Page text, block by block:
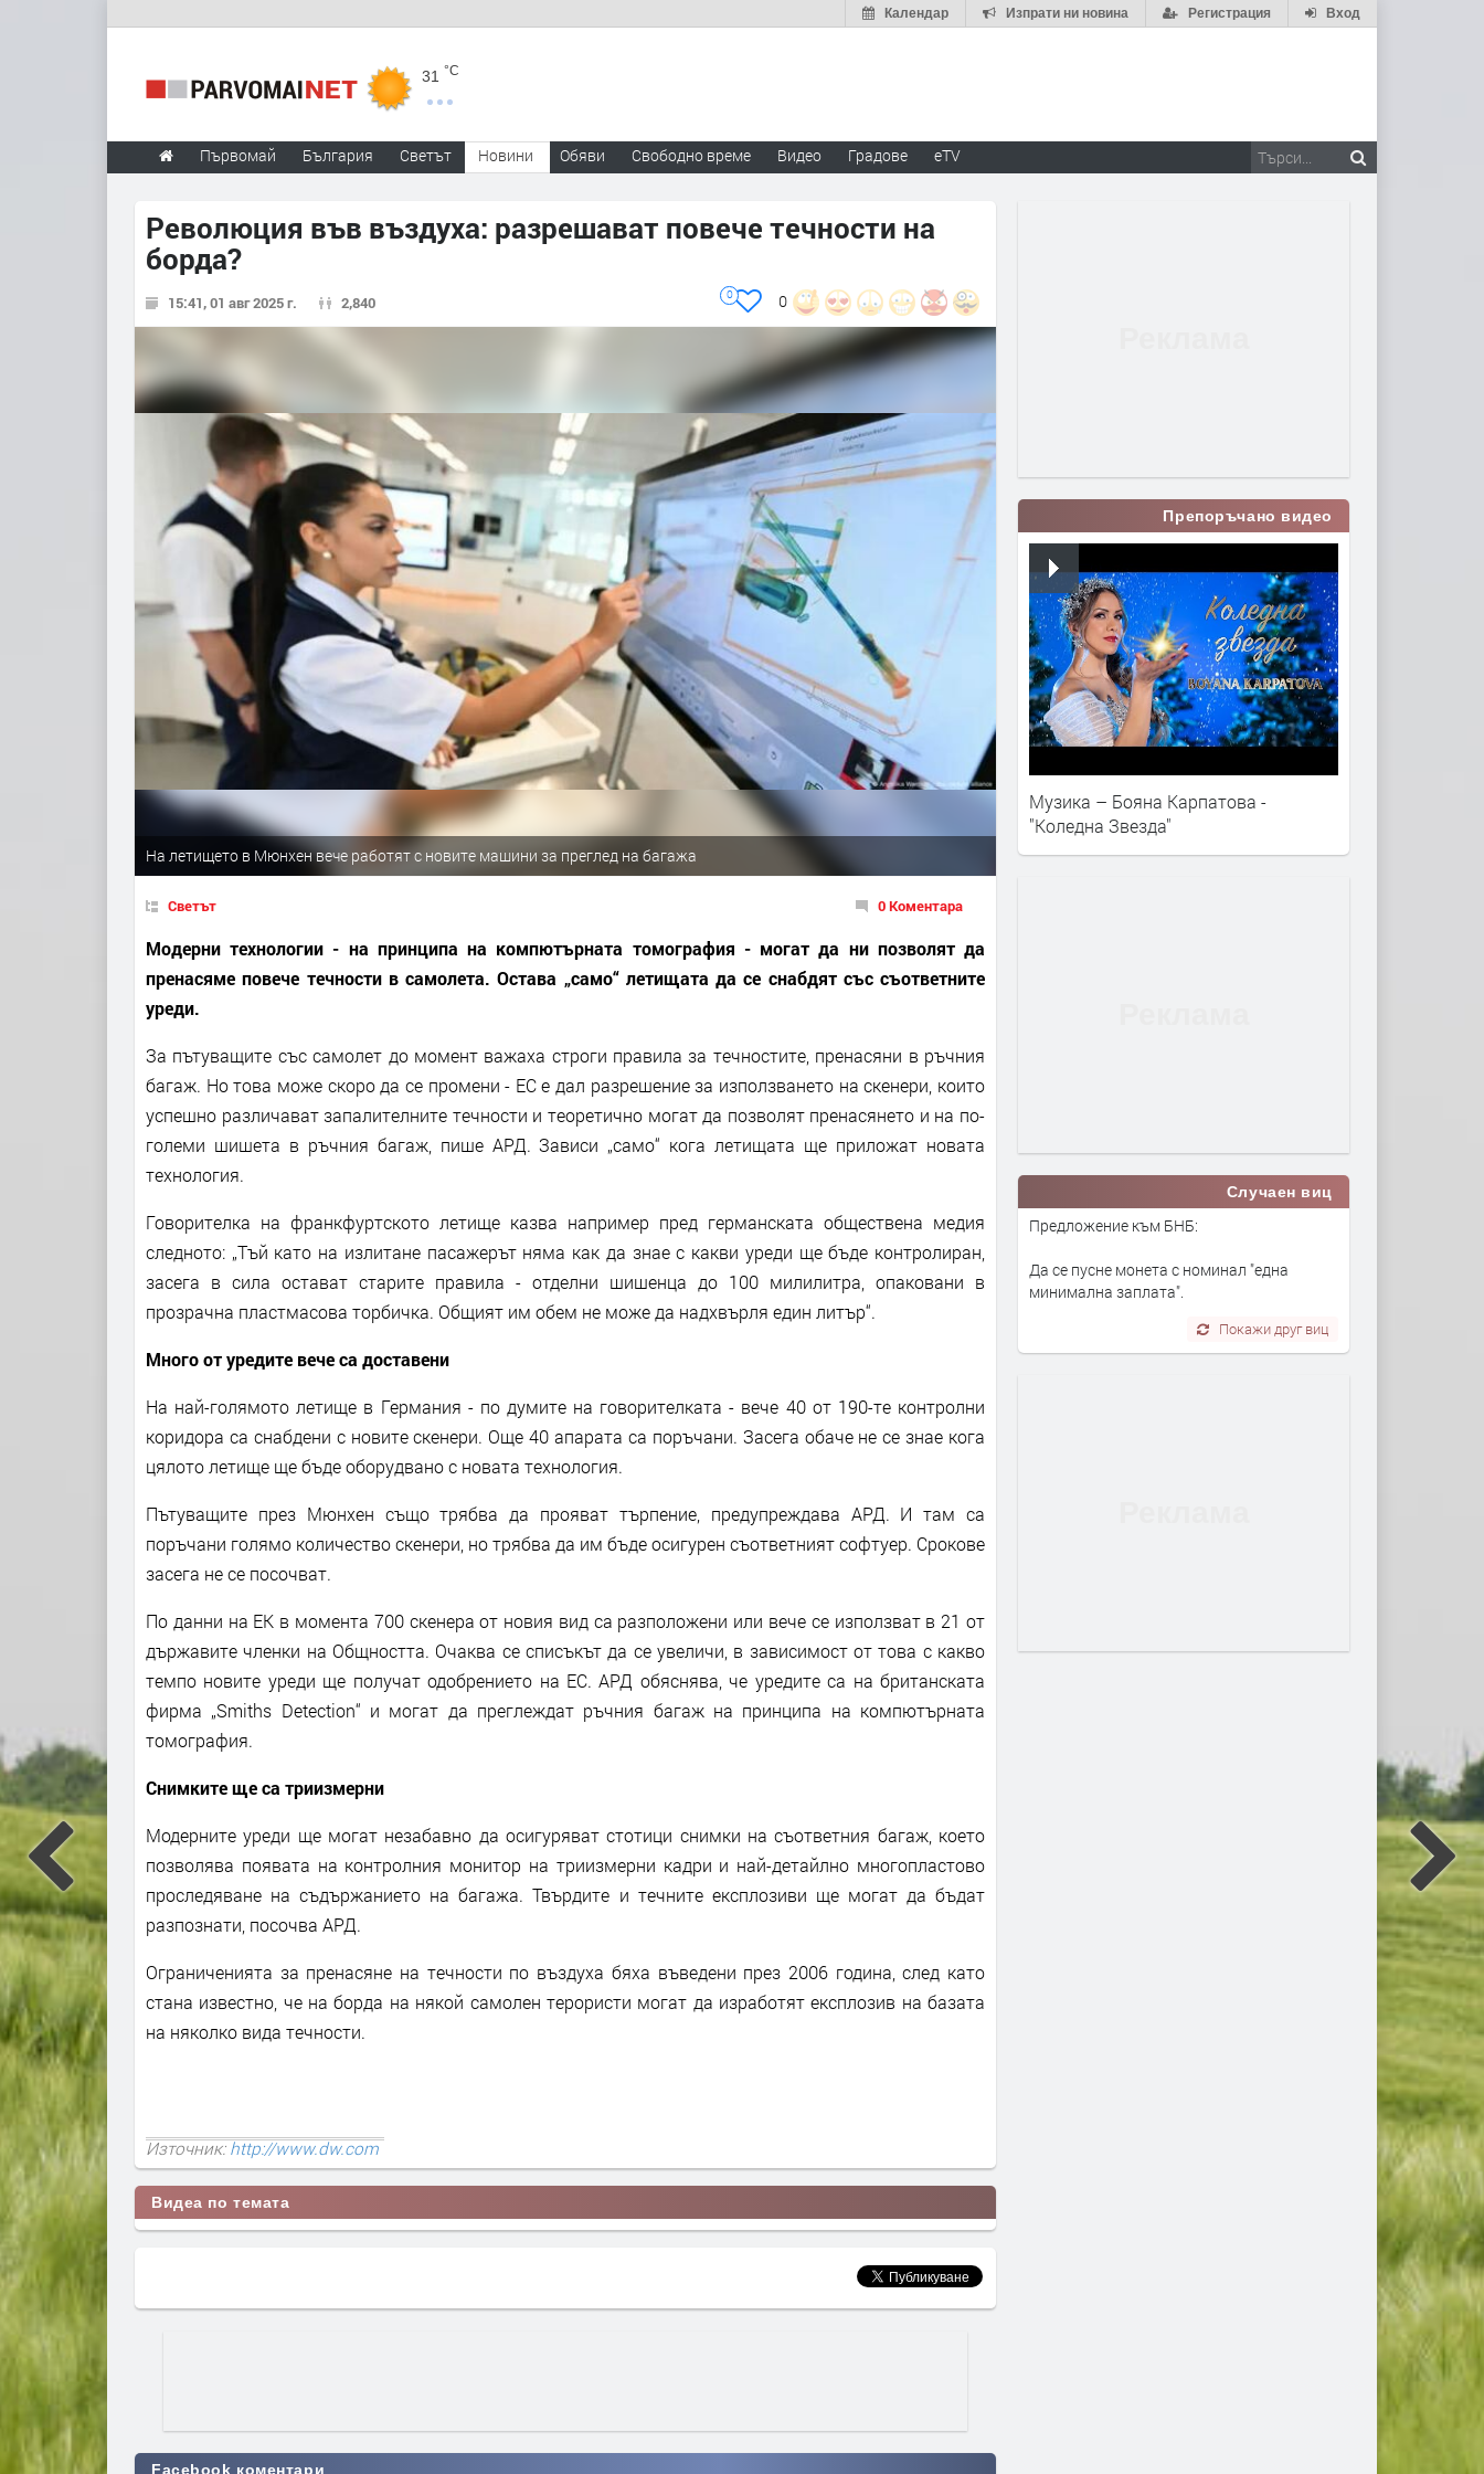
Вход
Регистрация
Изпрати ни новина
Календар
31 °C
Първомай България Светът Новини Обяви Свободно време Видео Градове eTV
Революция във въздуха: разрешават повече течности на
борда?
15:41, 01 авг 2025 г. 2,840 0
0
На летището в Мюнхен вече работят с новите машини за преглед на багажа
Светът 0 Коментара
Модерни технологии - на принципа на компютърната томография - могат да ни позволят да
пренасяме повече течности в самолета. Остава „само“ летищата да се снабдят със съответните
уреди.
За пътуващите със самолет до момент важаха строги правила за течностите, пренасяни в ръчния
багаж. Но това може скоро да се промени - ЕС е дал разрешение за използването на скенери, които
успешно различават запалителните течности и теоретично могат да позволят пренасянето и на по-
големи шишета в ръчния багаж, пише АРД. Зависи „само“ кога летищата ще приложат новата
технология.
Говорителка на франкфуртското летище казва например пред германската обществена медия
следното: „Тъй като на излитане пасажерът няма как да знае с какви уреди ще бъде контролиран,
засега в сила остават старите правила - отделни шишенца до 100 милилитра, опаковани в
прозрачна пластмасова торбичка. Общият им обем не може да надхвърля един литър“.
Много от уредите вече са доставени
На най-голямото летище в Германия - по думите на говорителката - вече 40 от 190-те контролни
коридора са снабдени с новите скенери. Още 40 апарата са поръчани. Засега обаче не се знае кога
цялото летище ще бъде оборудвано с новата технология.
Пътуващите през Мюнхен също трябва да прояват търпение, предупреждава АРД. И там са
поръчани голямо количество скенери, но трябва да им бъде осигурен съответният софтуер. Срокове
засега не се посочват.
По данни на ЕК в момента 700 скенера от новия вид са разположени или вече се използват в 21 от
държавите членки на Общността. Очаква се списъкът да се увеличи, в зависимост от това с какво
темпо новите уреди ще получат одобрението на ЕС. АРД обяснява, че уредите са на британската
фирма „Smiths Detection“ и могат да преглеждат ръчния багаж на принципа на компютърната
томография.
Снимките ще са триизмерни
Модерните уреди ще могат незабавно да осигуряват стотици снимки на съответния багаж, което
позволява появата на контролния монитор на триизмерни кадри и най-детайлно многопластово
проследяване на съдържанието на багажа. Твърдите и течните експлозиви ще могат да бъдат
разпознати, посочва АРД.
Ограниченията за пренасяне на течности по въздуха бяха въведени през 2006 година, след като
стана известно, че на борда на някой самолен терористи могат да изработят експлозив на базата
на няколко вида течности.
Източник:http://www.dw.com
Видеа по темата
Facebook коментари
Препоръчано видео
Музика – Бояна Карпатова -
"Коледна Звезда"
Случаен виц
Предложение към БНБ:
Да се пусне монета с номинал "една
минимална заплата".
Покажи друг виц